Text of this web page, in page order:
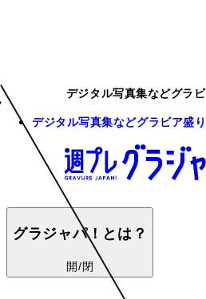
デジタル写真集などグラ
デジタル写真集などグラビア盛
グラジャパ！とは？
開/閉